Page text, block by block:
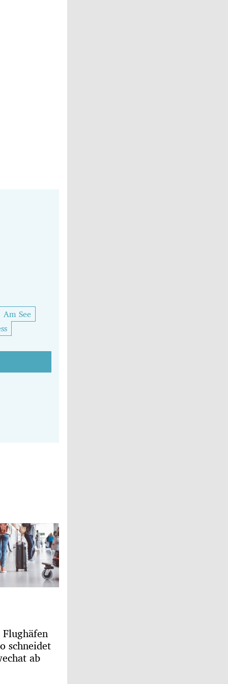
Am See
schneidet
ab